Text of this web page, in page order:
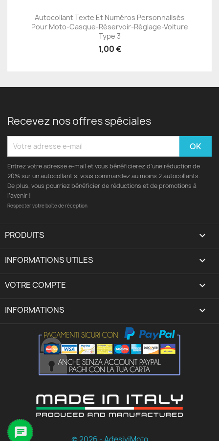
Autocollant Texte Et Numéros Personnalisés
Pour Moto-Casque-Réservoir-Réglage-Voiture
Type 3
1,00 €
Recevez nos offres spéciales
Entrez votre adresse e-mail et vous bénéficierez d'une réduction de
20% sur un autocollant si vous commandez au moins 2 autocollants.
De plus, vous pourriez bénéficier de réductions et de promotions à
l’avenir !
Respecter votre boîte de réception
PRODUITS 
INFORMATIONS UTILES 
VOTRE COMPTE expand_more
INFORMATIONS keyboard_arrow_down
